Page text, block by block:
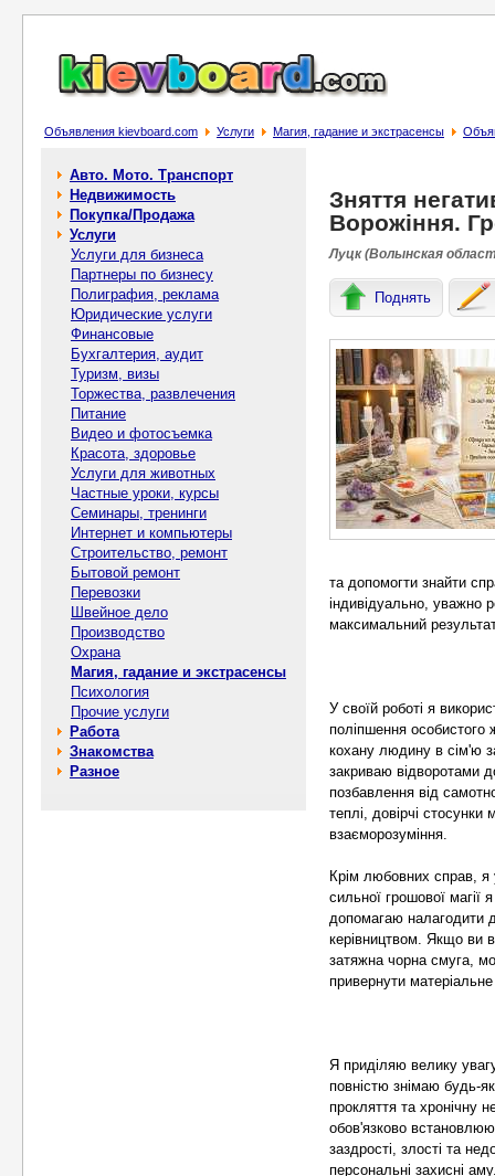
Объявления kievboard.com Услуги Магия, гадание и экстрасенсы
Авто. Мото. Транспорт
Недвижимость
Покупка/Продажа
Услуги
Услуги для бизнеса
Партнеры по бизнесу
Полиграфия, реклама
Юридические услуги
Финансовые
Бухгалтерия, аудит
Туризм, визы
Торжества, развлечения
Питание
Видео и фотосъемка
Красота, здоровье
Услуги для животных
Частные уроки, курсы
Семинары, тренинги
Интернет и компьютеры
Строительство, ремонт
Бытовой ремонт
Перевозки
Швейное дело
Производство
Охрана
Магия, гадание и экстрасенсы
Психология
Прочие услуги
Работа
Знакомства
Разное
Зняття
Ворожіння.
Луцк (Волынская
Поднять
та допомогти знайти
індивідуально, уважно
максимальний
У своїй роботі я
поліпшення особистого
кохану людину в сім'ю
закриваю відворотами
позбавлення від
теплі, довірчі
взаєморозуміння.
Крім любовних справ,
сильної грошової магії
допомагаю налагодити
керівництвом. Якщо ви
затяжна чорна смуга,
привернути
Я приділяю велику
повністю знімаю будь-
прокляття та хронічну
обов'язково
заздрості, злості та
персональні захисні